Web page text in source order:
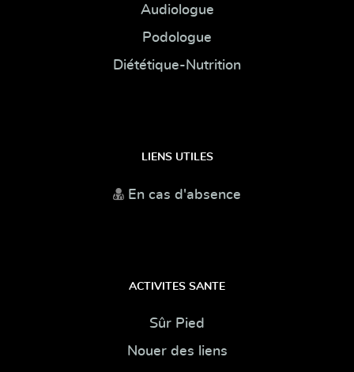
Audiologue
Podologue
Diététique-Nutrition
LIENS UTILES
En cas d'absence
ACTIVITES SANTE
Sûr Pied
Nouer des liens